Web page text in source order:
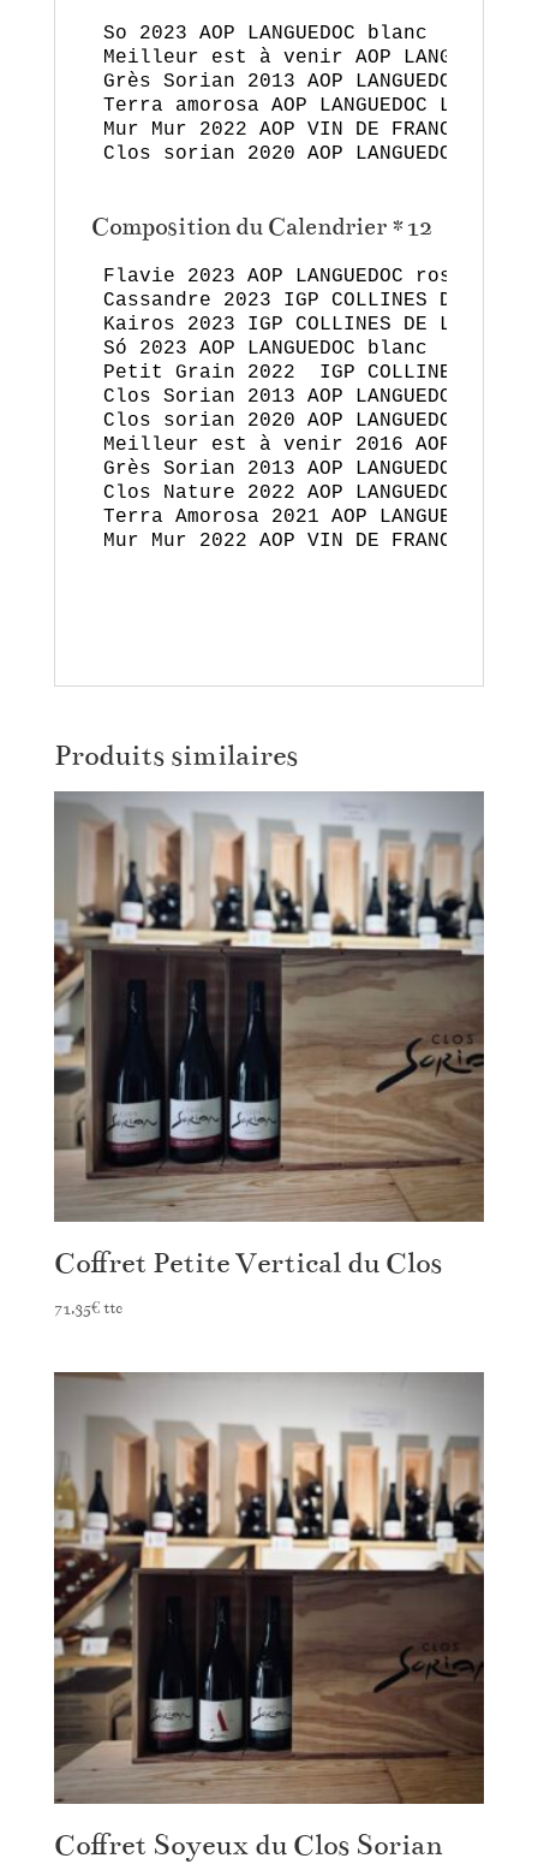
So 2023 AOP LANGUEDOC blanc
Meilleur est à venir AOP LANGUEDOC
Grès Sorian 2013 AOP LANGUEDOC GRÉS
Terra amorosa AOP LANGUEDOC LA
Mur Mur 2022 AOP VIN DE FRANCE
Clos sorian 2020 AOP LANGUEDOC rouge
Composition du Calendrier *12
Flavie 2023 AOP LANGUEDOC rosé
Cassandre 2023 IGP COLLINES DE LA
Kairos 2023 IGP COLLINES DE LA
Só 2023 AOP LANGUEDOC blanc
Petit Grain 2022  IGP COLLINES DE LA
Clos Sorian 2013 AOP LANGUEDOC rouge
Clos sorian 2020 AOP LANGUEDOC rouge
Meilleur est à venir 2016 AOP
Grès Sorian 2013 AOP LANGUEDOC GRÉS
Clos Nature 2022 AOP LANGUEDOC rouge
Terra Amorosa 2021 AOP LANGUEDOC LA
Mur Mur 2022 AOP VIN DE FRANCE
Produits similaires
Coffret Petite Vertical du Clos
71,35€ ttc
Coffret Soyeux du Clos Sorian